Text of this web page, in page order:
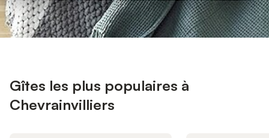
Gîtes les plus populaires à
Chevrainvilliers